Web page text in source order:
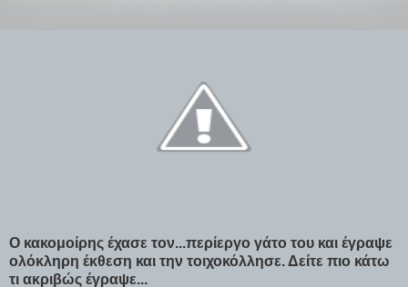
Ο κακομοίρης έχασε τον...περίεργο γάτο του και έγραψε
ολόκληρη έκθεση και την τοιχοκόλλησε. Δείτε πιο κάτω
τι ακριβώς έγραψε...